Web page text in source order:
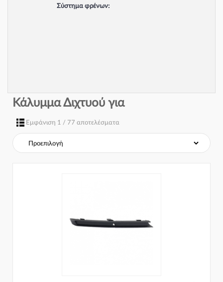
Σύστημα φρένων:
Κάλυμμα Διχτυού για
Εμφάνιση 1 / 77 αποτελέσματα